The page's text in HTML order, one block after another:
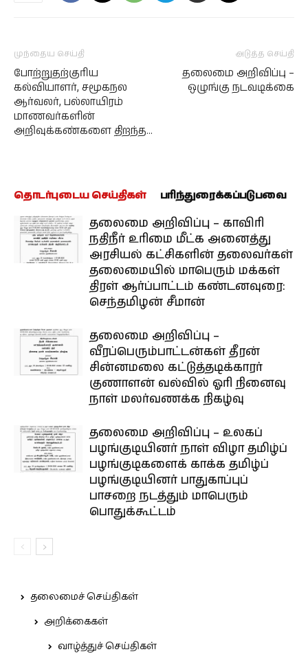
முந்தைய செய்தி
போற்றுதற்குரிய
கல்வியாளர், சமூகநல
ஆர்வலர், பல்லாயிரம்
மாணவர்களின்
அறிவுக்கண்களை திறந்த…
அடுத்த செய்தி
தலைமை அறிவிப்பு –
ஒழுங்கு நடவடிக்கை
தொடர்புடைய செய்திகள் பரிந்துரைக்கப்படுபவை
தலைமை அறிவிப்பு – காவிரி
நதிநீர் உரிமை மீட்க அனைத்து
அரசியல் கட்சிகளின் தலைவர்கள்
தலைமையில் மாபெரும் மக்கள்
திரள் ஆர்ப்பாட்டம் கண்டனவுரை:
செந்தமிழன் சீமான்
தலைமை அறிவிப்பு –
வீரப்பெரும்பாட்டன்கள் தீரன்
சின்னமலை கட்டுத்தடிக்காரர்
குணாளன் வல்வில் ஓரி நினைவு
நாள் மலர்வணக்க நிகழ்வு
தலைமை அறிவிப்பு – உலகப்
பழங்குடியினர் நாள் விழா தமிழ்ப்
பழங்குடிகளைக் காக்க தமிழ்ப்
பழங்குடியினர் பாதுகாப்புப்
பாசறை நடத்தும் மாபெரும்
பொதுக்கூட்டம்
தலைமைச் செய்திகள்
அறிக்கைகள்
வாழ்த்துச் செய்திகள்